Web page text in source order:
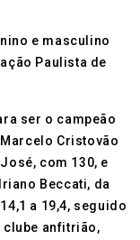
e masculino
Paulista de
ser o campeão
Cristovão
com 130, e
Beccati, da
a 19,4, seguido
clube anfitrião,